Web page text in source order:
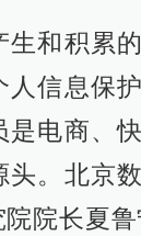
生和积累
人信息保
是电商、
头。北京
院长夏鲁